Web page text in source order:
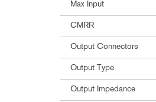
Max Input
CMRR
Output Connectors
Output Type
Output Impedance